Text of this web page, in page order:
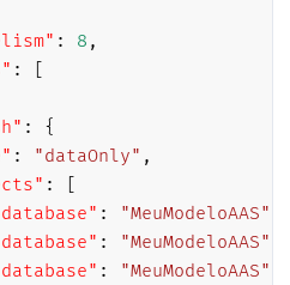
: 8 ,
:
[
:
{
: "dataOnly" ,
:
[
: "MeuModeloAAS"
: "MeuModeloAAS"
: "MeuModeloAAS"